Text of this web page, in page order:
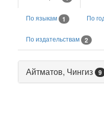
По языкам 1 По
По издательствам 2
Айтматов, Чингиз 9